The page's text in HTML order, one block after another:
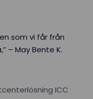
som vi får från
– May Bente K.
ICC